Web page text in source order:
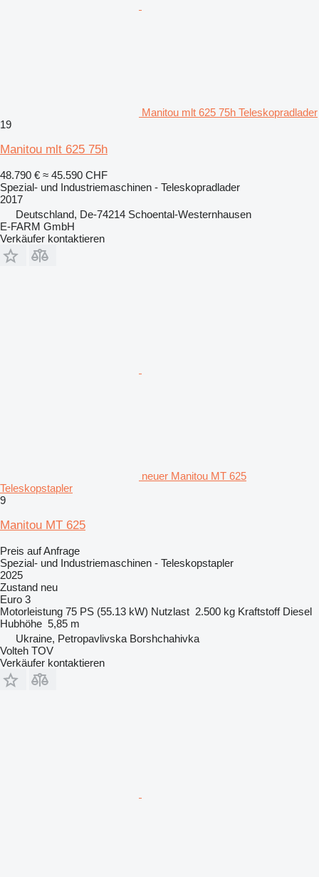
Manitou mlt 625 75h Teleskopradlader
19
Manitou mlt 625 75h
48.790 € ≈ 45.590 CHF
Spezial- und Industriemaschinen - Teleskopradlader
2017
Deutschland, De-74214 Schoental-Westernhausen
E-FARM GmbH
Verkäufer kontaktieren
neuer Manitou MT 625
Teleskopstapler
9
Manitou MT 625
Preis auf Anfrage
Spezial- und Industriemaschinen - Teleskopstapler
2025
Zustand neu
Euro 3
Motorleistung 75 PS (55.13 kW) Nutzlast 2.500 kg Kraftstoff Diesel
Hubhöhe 5,85 m
Ukraine, Petropavlivska Borshchahivka
Volteh TOV
Verkäufer kontaktieren